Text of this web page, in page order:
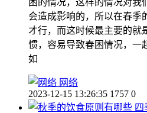
会造成影响的，所以在春季
才行，而这时候最主要的就
惯，容易导致春困情况，一
如
网络
2023-12-15 13:26:35 1757 0
四